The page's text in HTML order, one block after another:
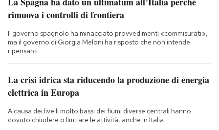
rimuova i controlli di frontiera
Il governo spagnolo ha minacciato provvedimenti «commisurati»,
ma il governo di Giorgia Meloni ha risposto che non intende
ripensarci
La crisi idrica sta riducendo la produzione di energia
elettrica in Europa
A causa dei livelli molto bassi dei fiumi diverse centrali hanno
dovuto chiudere o limitare le attività, anche in Italia